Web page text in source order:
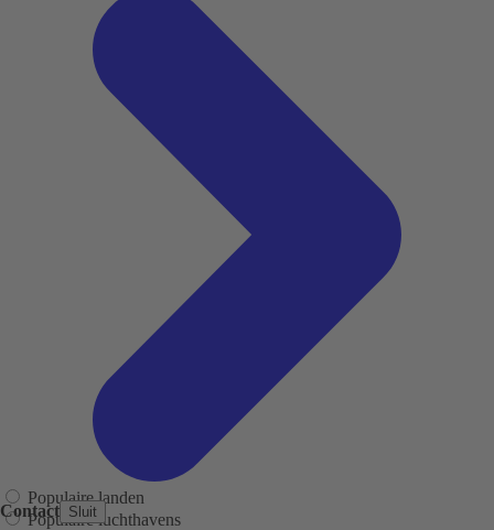
Contact Sluit
Populaire landen
Populaire luchthavens